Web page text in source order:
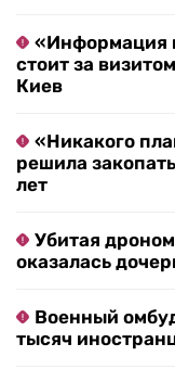
«Информация
стоит за
Киев
«Никакого
решила
лет
Убитая
оказалась
Военный
тысяч